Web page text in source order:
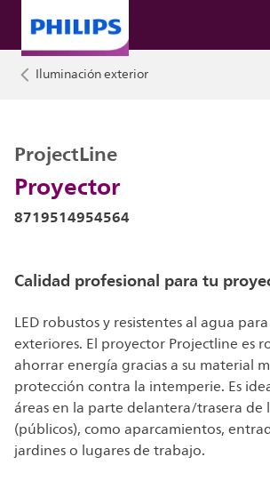
Iluminación exterior
Proyector
ProjectLine
8719514954564
Calidad profesional para tu
LED robustos y resistentes al agua
exteriores. El proyector Projectline es
ahorrar energía gracias a su material
protección contra la intemperie. Es
áreas en la parte delantera/trasera de
(públicos), como aparcamientos,
jardines o lugares de trabajo.